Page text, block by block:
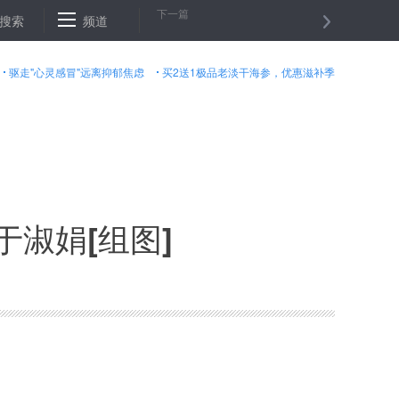
方回应副所长给医生上手铐：涉事民警被停职 4月起 婚姻登记
搜索 频道 下一篇
驱走"心灵感冒"远离抑郁焦虑 买2送1极品老淡干海参，优惠滋补季
淑娟[组图]